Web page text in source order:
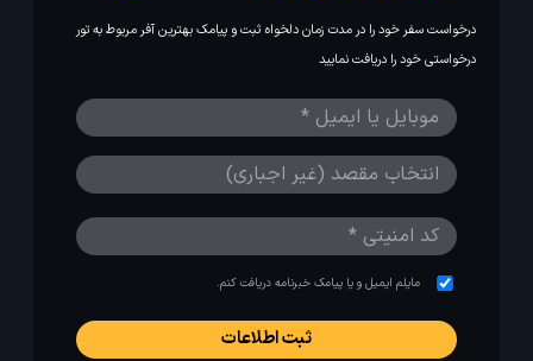
درخواست سفر خود را در مدت زمان دلخواه ثبت و پیامک بهترین آفر مربوط به تور
درخواستی خود را دریافت نمایید
مایلم ایمیل و یا پیامک خبرنامه دریافت کنم.